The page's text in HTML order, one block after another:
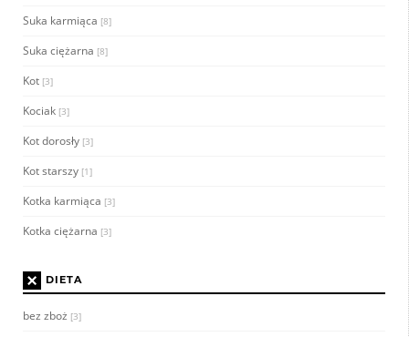
Suka karmiąca [8]
Suka ciężarna [8]
Kot [3]
Kociak [3]
Kot dorosły [3]
Kot starszy [1]
Kotka karmiąca [3]
Kotka ciężarna [3]
× DIETA
bez zboż [3]